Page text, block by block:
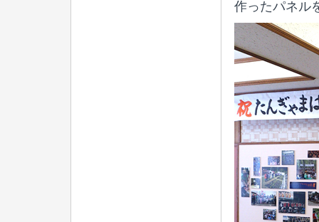
作ったパネル